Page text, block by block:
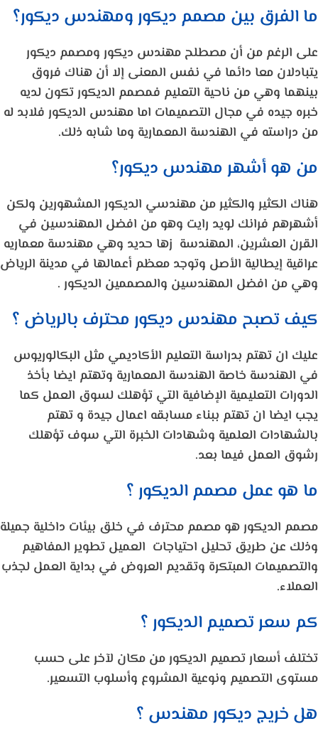
ما الفرق بين مصمم ديكور ومهندس ديكور؟
على الرغم من أن مصطلح مهندس ديكور ومصمم ديكور
يتبادلان معا دائما في نفس المعنى إلا أن هناك فروق
بينهما وهي من ناحية التعليم فمصمم الديكور تكون لديه
خبره جيده في مجال التصميمات اما مهندس الديكور فلابد له
من دراسته في الهندسة المعمارية وما شابه ذلك.
من هو أشهر مهندس ديكور؟
هناك الكثير والكثير من مهندسي الديكور المشهورين ولكن
أشهرهم فرانك لويد رايت وهو من افضل المهندسين في
القرن العشرين، المهندسة زها حديد وهي مهندسة معماريه
عراقية إيطالية الأصل وتوجد معظم أعمالها في مدينة الرياض
وهي من افضل المهندسين والمصممين الديكور .
كيف تصبح مهندس ديكور محترف بالرياض ؟
عليك ان تهتم بدراسة التعليم الأكاديمي مثل البكالوريوس
في الهندسة خاصة الهندسة المعمارية وتهتم ايضا بأخذ
الدورات التعليمية الإضافية التي تؤهلك لسوق العمل كما
يجب ايضا ان تهتم ببناء مسابقه اعمال جيدة و تهتم
بالشهادات العلمية وشهادات الخبرة التي سوف تؤهلك
رشوق العمل فيما بعد.
ما هو عمل مصمم الديكور ؟
مصمم الديكور هو مصمم محترف في خلق بيئات داخلية جميلة
وذلك عن طريق تحليل احتياجات العميل تطوير المفاهيم
والتصميمات المبتكرة وتقديم العروض في بداية العمل لجذب
العملاء.
كم سعر تصميم الديكور ؟
تختلف أسعار تصميم الديكور من مكان لآخر على حسب
مستوى التصميم ونوعية المشروع وأسلوب التسعير.
هل خريج ديكور مهندس ؟